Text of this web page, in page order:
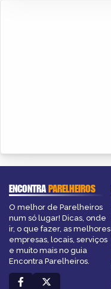
ENCONTRAPARELHEIROS
O melhor de Parelheiros
num só lugar! Dicas, onde
ir, o que fazer, as melhores
empresas, locais, serviços
e muito mais no guia
Encontra Parelheiros.